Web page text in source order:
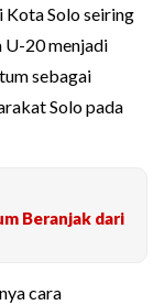
Kota Solo seiring
U-20 menjadi
sebagai
Solo pada
Beranjak dari
cara